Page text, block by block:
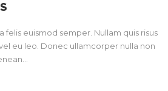
felis euismod semper. Nullam quis risus
eu leo. Donec ullamcorper nulla non